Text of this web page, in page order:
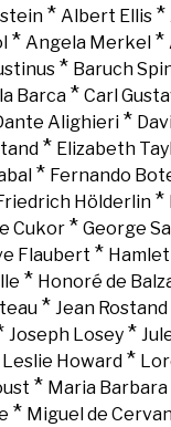
* Albert Ellis*
* Angela Merkel *
* Baruch
Barca * Carl
Alighieri *
* Elizabeth
* Fernando
Hölderlin *
Cukor * George
Flaubert * Hamlet
* Honoré de
* Jean Rostand
Joseph Losey*
Leslie Howard*
* Maria
* Miguel de